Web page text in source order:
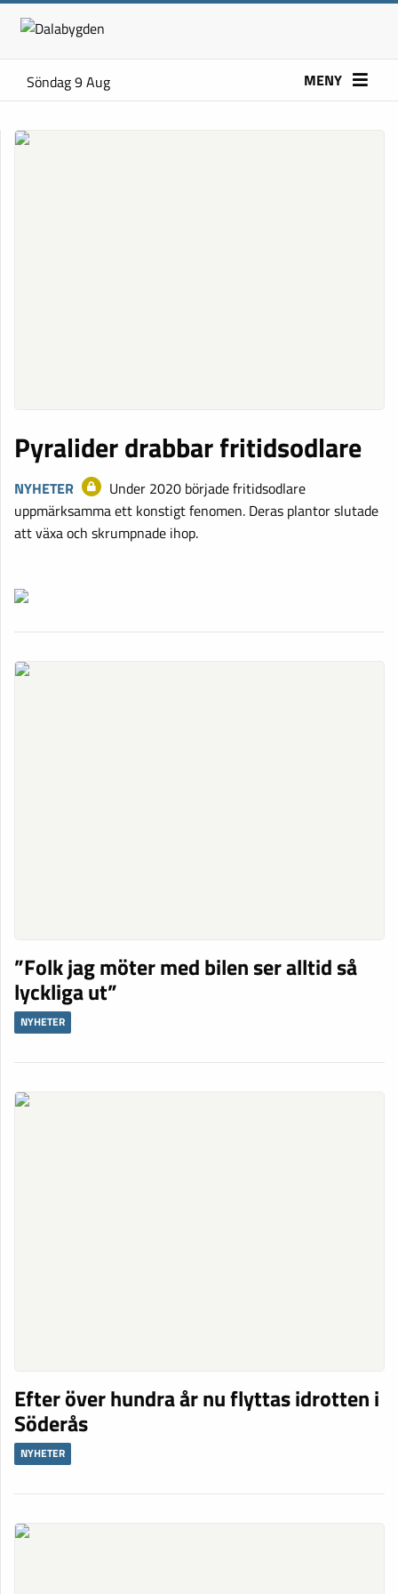
Söndag 9 Aug MENY
Pyralider drabbar fritidsodlare
NYHETER
Under 2020 började fritidsodlare
uppmärksamma ett konstigt fenomen. Deras plantor slutade
att växa och skrumpnade ihop.
”Folk jag möter med bilen ser alltid så
lyckliga ut”
NYHETER
Efter över hundra år nu flyttas idrotten i
Söderås
NYHETER